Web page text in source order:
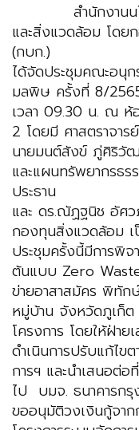
สำนักงานนโยบ
และสิ่งแวดล้อม โดย
(กบก.)
ได้จัดประชุมคณะอนุก
มลพิษ ครั้งที่ 8/
เวลา 09.30 น. ณ ห้
2 โดยมี ศาสตราจาร
นายมนต์สังข์ ภู่ศิริวัฒ
และแผนทรัพยากรธร
ประธาน
และ ดร.ณัฏฐนิช อัศ
กองทุนสิ่งแวดล้อม เ
ประชุมครั้งนี้มีการพิ
ต้นแบบ Zero
ข่ายอาสาสมัคร พิทัก
หมู่บ้าน จังหวัดภูเก็ต
โครงการ โดยให้ฝ่าย
ดำเนินการปรับแก้ไข
การฯ และนำเสนอต่
ไป บมจ. ธนาคารก
ขออนุมัติวงเงินกู้จา